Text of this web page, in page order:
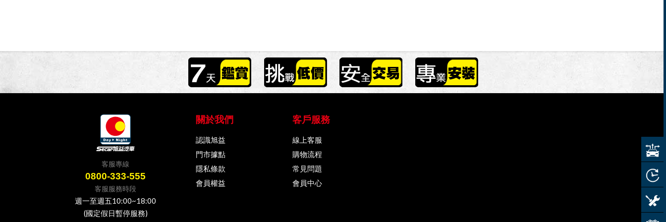
客服專線
0800-333-555
客服服務時段
週一至週五10:00~18:00
(國定假日暫停服務)
關於我們
認識旭益
門市據點
隱私條款
會員權益
客戶服務
線上客服
購物流程
常見問題
會員中心